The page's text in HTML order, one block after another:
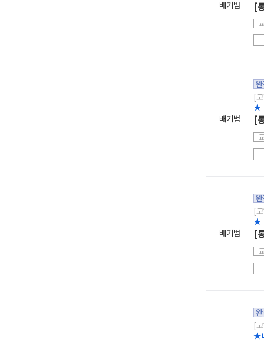
배기범 [
배기범
[
★
[
배기범
[
★
[
[
★